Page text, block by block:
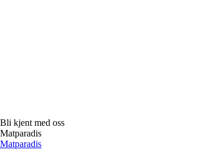
Bli kjent med oss
Matparadis
Matparadis